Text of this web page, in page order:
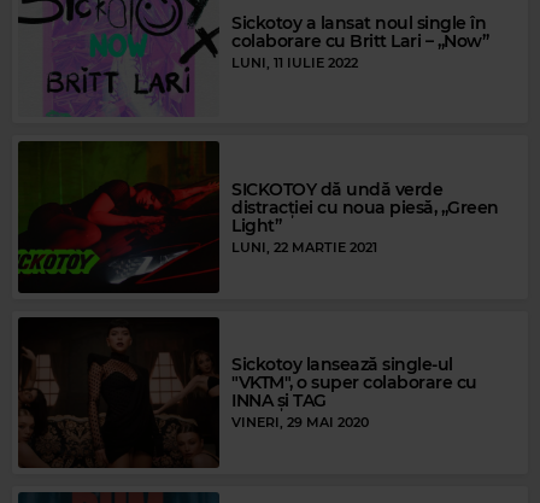
Sickotoy a lansat noul single în
colaborare cu Britt Lari – „Now”
LUNI, 11 IULIE 2022
SICKOTOY dă undă verde
distracției cu noua piesă, „Green
Light”
LUNI, 22 MARTIE 2021
Sickotoy lansează single-ul
"VKTM", o super colaborare cu
INNA și TAG
VINERI, 29 MAI 2020